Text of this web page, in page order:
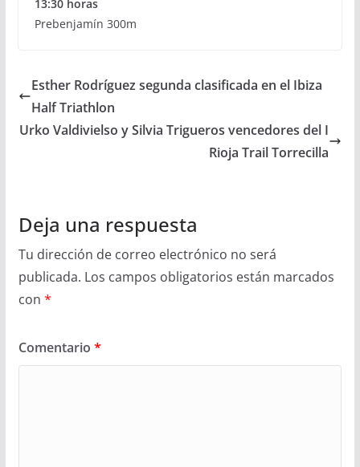
13:30 horas
Prebenjamín 300m
Esther Rodríguez segunda clasificada en el Ibiza
Half Triathlon
Urko Valdivielso y Silvia Trigueros vencedores del I
Rioja Trail Torrecilla
Deja una respuesta
Tu dirección de correo electrónico no será
publicada. Los campos obligatorios están marcados
con *
Comentario *